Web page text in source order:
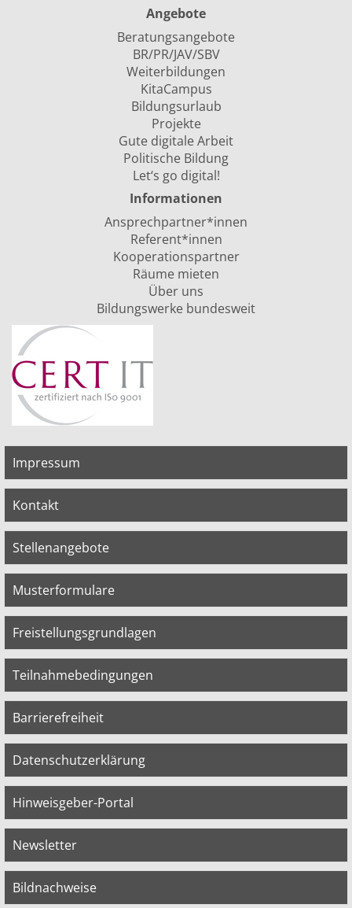
Angebote
Beratungsangebote
BR/PR/JAV/SBV
Weiterbildungen
KitaCampus
Bildungsurlaub
Projekte
Gute digitale Arbeit
Politische Bildung
Let‘s go digital!
Informationen
Ansprechpartner*innen
Referent*innen
Kooperationspartner
Räume mieten
Über uns
Bildungswerke bundesweit
Impressum
Kontakt
Stellenangebote
Musterformulare
Freistellungsgrundlagen
Teilnahmebedingungen
Barrierefreiheit
Datenschutzerklärung
Hinweisgeber-Portal
Newsletter
Bildnachweise